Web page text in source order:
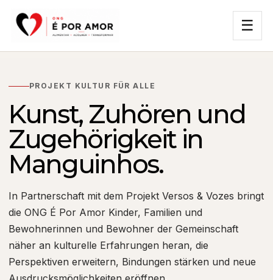
☰
PROJEKT KULTUR FÜR ALLE
Kunst, Zuhören und
Zugehörigkeit in
Manguinhos.
In Partnerschaft mit dem Projekt Versos & Vozes bringt
die ONG É Por Amor Kinder, Familien und
Bewohnerinnen und Bewohner der Gemeinschaft
näher an kulturelle Erfahrungen heran, die
Perspektiven erweitern, Bindungen stärken und neue